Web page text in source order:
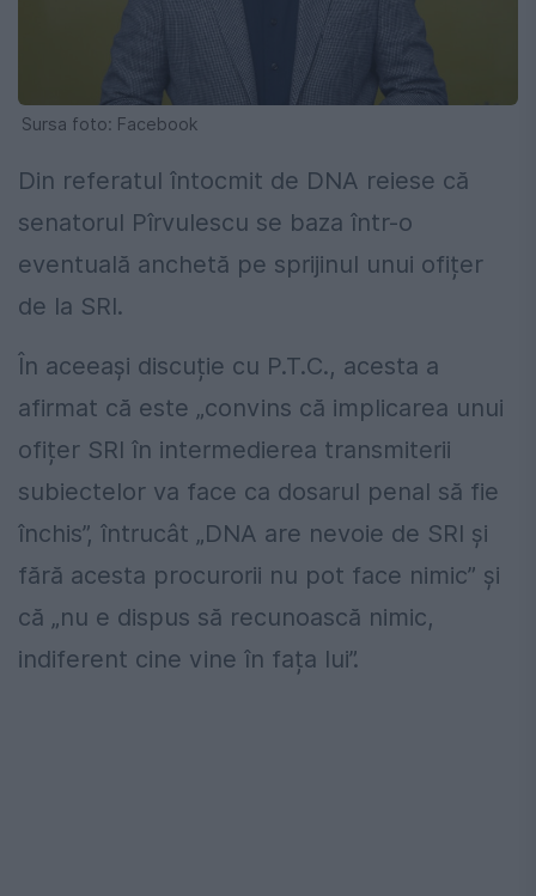
Sursa foto: Facebook
Din referatul întocmit de DNA reiese că
senatorul Pîrvulescu se baza într-o
eventuală anchetă pe sprijinul unui ofițer
de la SRI.
În aceeași discuție cu P.T.C., acesta a
afirmat că este „convins că implicarea unui
ofițer SRI în intermedierea transmiterii
subiectelor va face ca dosarul penal să fie
închis”, întrucât „DNA are nevoie de SRI și
fără acesta procurorii nu pot face nimic” și
că „nu e dispus să recunoască nimic,
indiferent cine vine în fața lui”.